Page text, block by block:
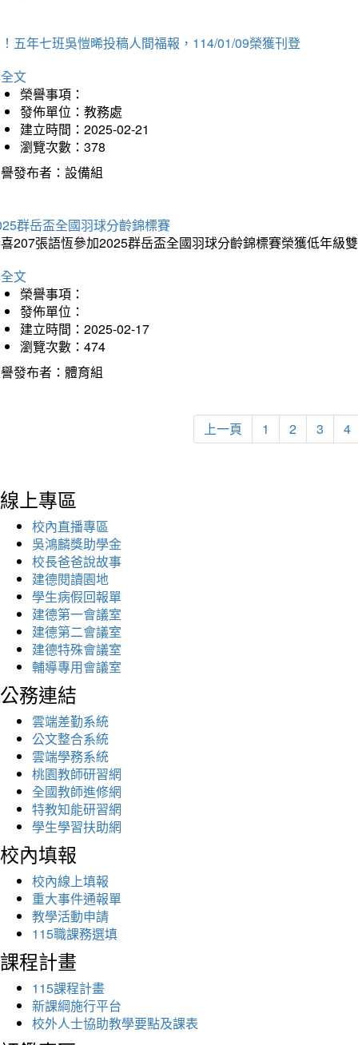
五年七班吳愷晞投稿人間福報，114/01/09榮獲刊登
文
榮譽事項：
發佈單位：教務處
建立時間：2025-02-21
瀏覽次數：378
發布者：設備組
群岳盃全國羽球分齡錦標賽
207張語恆參加2025群岳盃全國羽球分齡錦標賽榮獲低年級
文
榮譽事項：
發佈單位：
建立時間：2025-02-17
瀏覽次數：474
發布者：體育組
上一頁 1 2 3 4
線上專區
校內直播專區
吳鴻麟獎助學金
校長爸爸說故事
建德閱讀園地
學生病假回報單
建德第一會議室
建德第二會議室
建德特殊會議室
輔導專用會議室
公務連結
雲端差勤系統
公文整合系統
雲端學務系統
桃園教師研習網
全國教師進修網
特教知能研習網
學生學習扶助網
校內填報
校內線上填報
重大事件通報單
教學活動申請
115職課務選填
課程計畫
115課程計畫
新課綱施行平台
校外人士協助教學要點及課表